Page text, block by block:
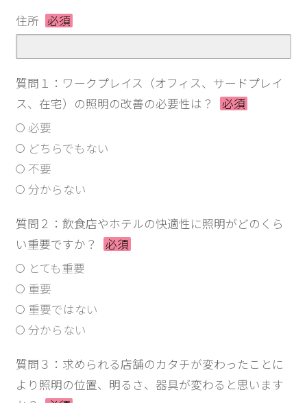
住所 必須
質問１：ワークプレイス（オフィス、サードプレイ
ス、在宅）の照明の改善の必要性は？
必須
必要
どちらでもない
不要
分からない
質問２：飲食店やホテルの快適性に照明がどのくら
い重要ですか？
必須
とても重要
重要
重要ではない
分からない
質問３：求められる店舗のカタチが変わったことに
より照明の位置、明るさ、器具が変わると思います